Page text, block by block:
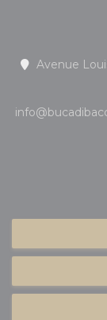
Avenue